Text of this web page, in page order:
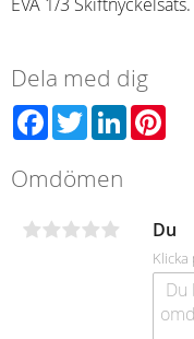
Dela med dig
Facebook
TwitterLinkedIn
Omdömen
Du